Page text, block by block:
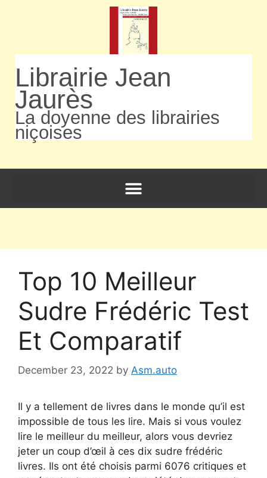
Librairie Jean
Jaurès
La doyenne des librairies
niçoises
Top 10 Meilleur
Sudre Frédéric Test
Et Comparatif
December 23, 2022 by Asm.auto
Il y a tellement de livres dans le monde qu’il est
impossible de tous les lire. Mais si vous voulez
lire le meilleur du meilleur, alors vous devriez
jeter un coup d’œil à ces dix sudre frédéric
livres. Ils ont été choisis parmi 6076 critiques et